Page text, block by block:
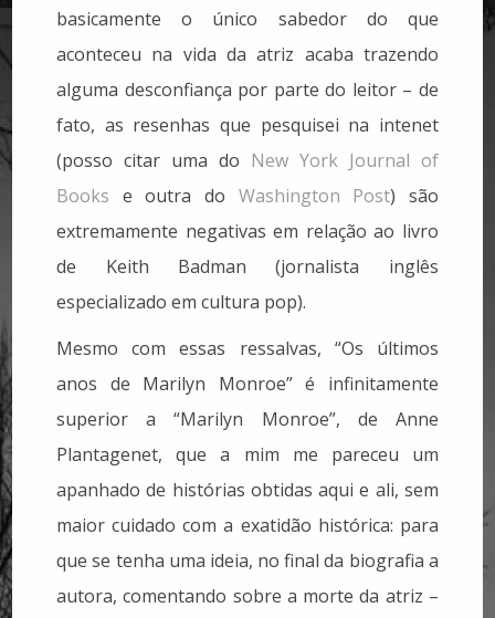
basicamente o único sabedor do que
aconteceu na vida da atriz acaba trazendo
alguma desconfiança por parte do leitor – de
fato, as resenhas que pesquisei na intenet
(posso citar uma do New York Journal of
Books e outra do Washington Post) são
extremamente negativas em relação ao livro
de Keith Badman (jornalista inglês
especializado em cultura pop).
Mesmo com essas ressalvas, “Os últimos
anos de Marilyn Monroe” é infinitamente
superior a “Marilyn Monroe”, de Anne
Plantagenet, que a mim me pareceu um
apanhado de histórias obtidas aqui e ali, sem
maior cuidado com a exatidão histórica: para
que se tenha uma ideia, no final da biografia a
autora, comentando sobre a morte da atriz –